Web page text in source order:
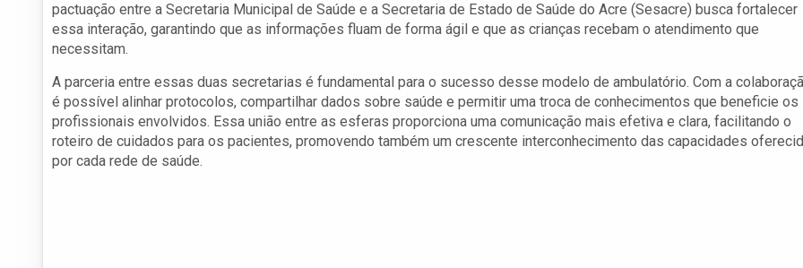
pactuação entre a Secretaria Municipal de Saúde e a Secretaria de Estado de Saúde do Acre (Sesacre) busca fortalecer
essa interação, garantindo que as informações fluam de forma ágil e que as crianças recebam o atendimento que
necessitam.
A parceria entre essas duas secretarias é fundamental para o sucesso desse modelo de ambulatório. Com a
é possível alinhar protocolos, compartilhar dados sobre saúde e permitir uma troca de conhecimentos que beneficie os
profissionais envolvidos. Essa união entre as esferas proporciona uma comunicação mais efetiva e clara, facilitando o
roteiro de cuidados para os pacientes, promovendo também um crescente interconhecimento das capacidades
por cada rede de saúde.